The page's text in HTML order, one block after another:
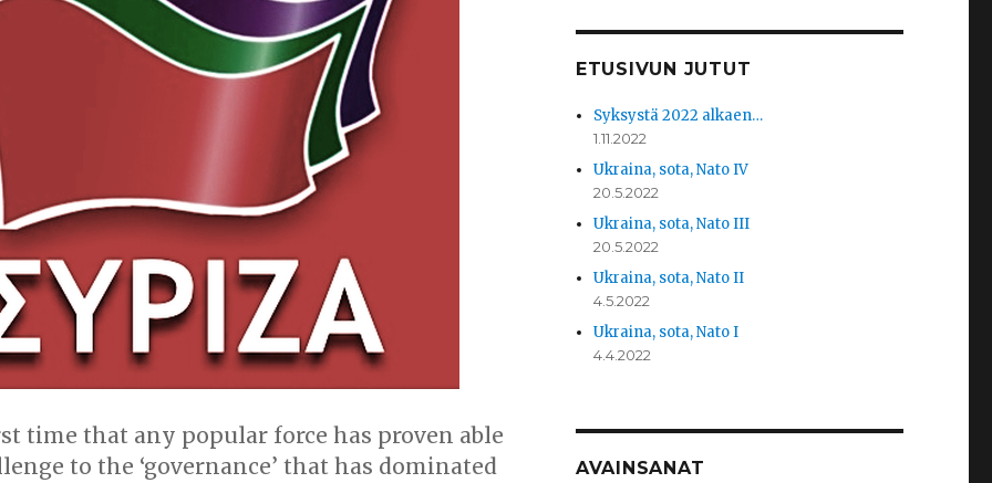
time that any popular force has proven able
to the ‘governance’ that has dominated
ETUSIVUN JUTUT
Syksystä 2022 alkaen…
1.11.2022
Ukraina, sota, Nato IV
20.5.2022
Ukraina, sota, Nato III
20.5.2022
Ukraina, sota, Nato II
4.5.2022
Ukraina, sota, Nato I
4.4.2022
AVAINSANAT